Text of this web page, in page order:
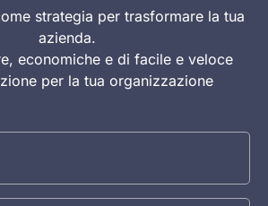
strategia per trasformare la tua
azienda.
economiche e di facile e veloce
per la tua organizzazione